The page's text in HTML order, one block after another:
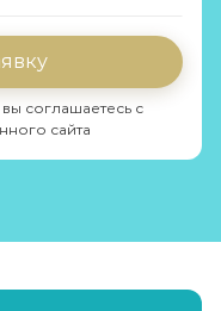
соглашаетесь с
сайта